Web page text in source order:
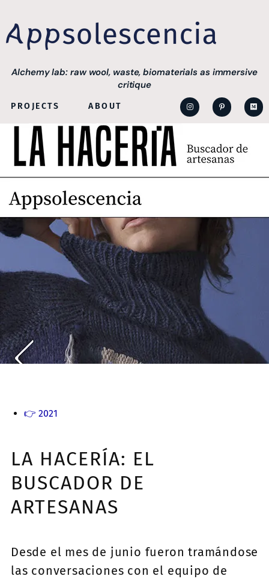
Alchemy lab: raw wool, waste, biomaterials as immersive
critique
PROJECTS ABOUT
👉 2021
LA HACERÍA: EL
BUSCADOR DE
ARTESANAS
Desde el mes de junio fueron tramándose
las conversaciones con el equipo de